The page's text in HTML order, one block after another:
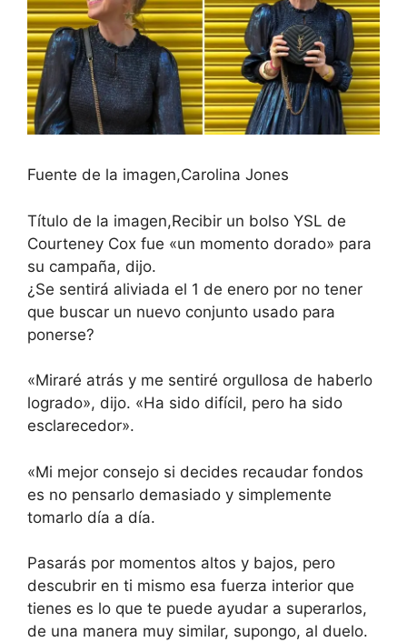
Fuente de la imagen,Carolina Jones
Título de la imagen,Recibir un bolso YSL de
Courteney Cox fue «un momento dorado» para
su campaña, dijo.
¿Se sentirá aliviada el 1 de enero por no tener
que buscar un nuevo conjunto usado para
ponerse?
«Miraré atrás y me sentiré orgullosa de haberlo
logrado», dijo. «Ha sido difícil, pero ha sido
esclarecedor».
«Mi mejor consejo si decides recaudar fondos
es no pensarlo demasiado y simplemente
tomarlo día a día.
Pasarás por momentos altos y bajos, pero
descubrir en ti mismo esa fuerza interior que
tienes es lo que te puede ayudar a superarlos,
de una manera muy similar, supongo, al duelo.